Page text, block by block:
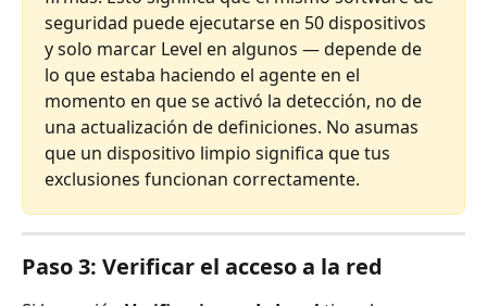
seguridad puede ejecutarse en 50 dispositivos
y solo marcar Level en algunos — depende de
lo que estaba haciendo el agente en el
momento en que se activó la detección, no de
una actualización de definiciones. No asumas
que un dispositivo limpio significa que tus
exclusiones funcionan correctamente.
Paso 3: Verificar el acceso a la red